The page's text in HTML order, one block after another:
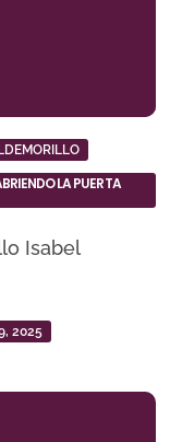
LA PUERTA
2025